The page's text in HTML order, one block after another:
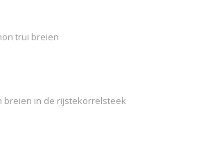
trui breien
breien in de rijstekorrelsteek